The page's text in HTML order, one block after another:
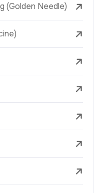
(Golden Needle)